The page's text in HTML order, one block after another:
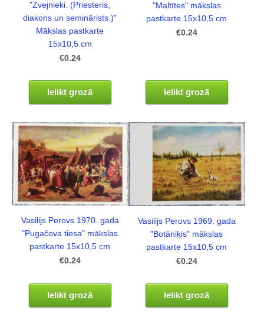
"Zvejnieki. (Priesteris,
diakons un seminārists.)"
Mākslas pastkarte
15x10,5 cm
€0.24
Ielikt grozā
"Maltītes" mākslas
pastkarte 15x10,5 cm
€0.24
Ielikt grozā
Vasilijs Perovs 1970. gada
"Pugačova tiesa" mākslas
pastkarte 15x10,5 cm
€0.24
Ielikt grozā
Vasilijs Perovs 1969. gada
"Botāniķis" mākslas
pastkarte 15x10,5 cm
€0.24
Ielikt grozā